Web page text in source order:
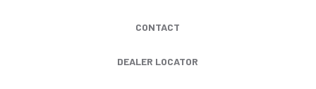
CONTACT
DEALER LOCATOR